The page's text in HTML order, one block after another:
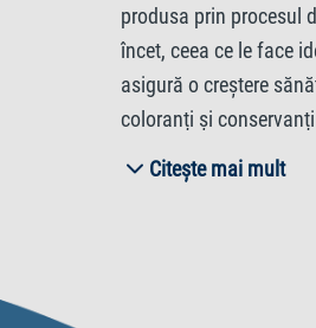
produsa prin procesul
încet, ceea ce le face
asigură o creștere
coloranți și
acvariului dvs. va
Citește mai mult